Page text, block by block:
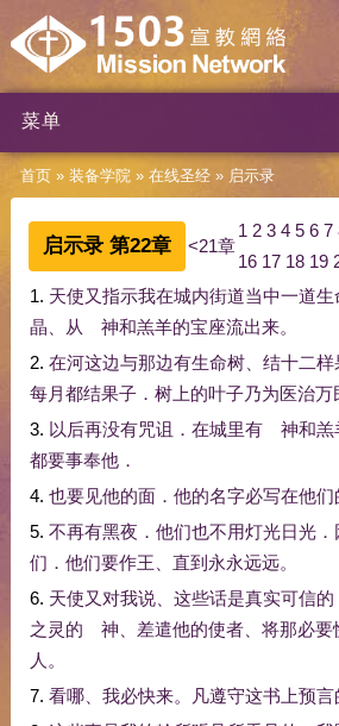
菜单
首页» 装备学院 » 在线圣经» 启示录
启示录 第22章 <21章
1 2 3 4 5 6 7
16 17 18 19
1. 天使又指示我在城内街道当中一道生
晶
从 神和羔羊的宝座流出来。
2. 在河这边与那边有生命树、 结十二样
每月都结果子． 树上的叶子乃为医治万
3. 以后再没有咒诅 ． 在城里有神和羔
都要事奉他．
4. 也要见他的面． 他的名字必写在他们
5. 不再有黑夜 ． 他们也不用灯光日光．
们 ． 他们要作王 直到 永永远远。
6. 天使又 对我说、 这些话是真实可信的
之 灵 的 神 差遣他的使者、 将那必要
人 。
7. 看哪、 我必快来。 凡遵守这书 上预言